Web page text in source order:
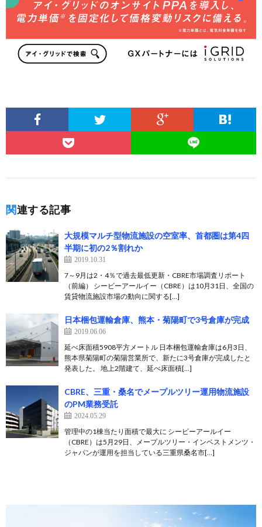
関連する記事
大規模マルチ型物流施設の空室率、首都圏は第4四
半期に初の2％割れか
2019.10.31
7～9月は2・4％で過去最低更新・CBRE市場調査リポート
（前編） シービーアールイー（CBRE）は10月31日、全国の
賃貸物流施設市場の動向に関する[…]
日本梱包運輸倉庫、熊本・菊陽町で3号倉庫が完成
2019.06.06
延べ床面積5908平方メートル 日本梱包運輸倉庫は6月3日、
熊本県菊陽町の菊陽営業所で、新たに3号倉庫が完成したと
発表した。 地上2階建て、延べ床面積[…]
CBRE、三重・桑名でメープルツリー運用物流施設
のPM業務受託
2024.05.29
管理中の1棟当たり面積で最大に シービーアールイー
（CBRE）は5月29日、メープルツリー・インベストメンツ・
ジャパンが運用を担当している三重県桑名市[…]